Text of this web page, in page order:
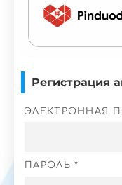
Регистрация
ЭЛЕКТРОННАЯ
ПАРОЛЬ *